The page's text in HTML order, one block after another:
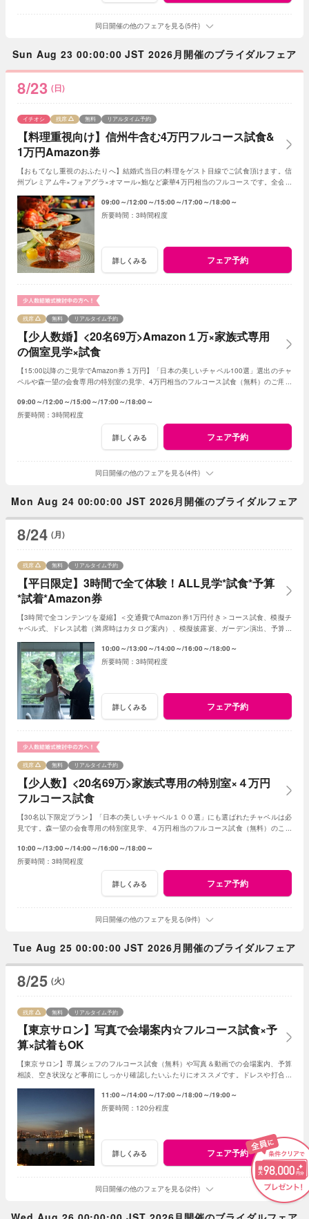
同日開催の他のフェアを見る(5件)
Sun Aug 23 00:00:00 JST 2026月開催のブライダルフェア
8/23 (日)
【料理重視向け】信州牛含む4万円フルコース試食&
1万円Amazon券
イチオシ 残席 無料 リアルタイム予約
【おもてなし重視のおふたりへ】結婚式当日の料理をゲスト目線でご試食頂けます。信
州プレミアム牛×フォアグラ×オマール×鮑など豪華4万円相当のフルコースです。全会場
09:00～ 12:00～ 15:00～ 17:00～ 18:00～
3時間程度
詳しくみる フェア予約
【少人数婚】<20名69万>Amazon１万×家族式専用
の個室見学×試食
残席 無料 リアルタイム予約
【15:00以降のご見学でAmazon券１万円】「日本の美しいチャペル100選」選出のチャ
ペルや森一望の会食専用の特別室の見学、4万円相当のフルコース試食（無料）のご用意
09:00～ 12:00～ 15:00～ 17:00～ 18:00～
3時間程度
詳しくみる フェア予約
同日開催の他のフェアを見る(4件)
Mon Aug 24 00:00:00 JST 2026月開催のブライダルフェア
8/24 (月)
【平日限定】3時間で全て体験！ALL見学*試食*予算
*試着*Amazon券
残席 無料 リアルタイム予約
【3時間で全コンテンツを凝縮】＜交通費でAmazon券1万円付き＞コース試食、模擬チ
ャペル式、ドレス試着（満席時はカタログ案内）、模擬披露宴、ガーデン演出、予算や
10:00～ 13:00～ 14:00～ 16:00～ 18:00～
3時間程度
詳しくみる フェア予約
【少人数】<20名69万>家族式専用の特別室×４万円
フルコース試食
残席 無料 リアルタイム予約
【30名以下限定プラン】「日本の美しいチャペル１００選」にも選ばれたチャペルは必
見です。森一望の会食専用の特別室見学、４万円相当のフルコース試食（無料）のご用
10:00～ 13:00～ 14:00～ 16:00～ 18:00～
3時間程度
詳しくみる フェア予約
同日開催の他のフェアを見る(9件)
Tue Aug 25 00:00:00 JST 2026月開催のブライダルフェア
8/25 (火)
【東京サロン】写真で会場案内☆フルコース試食×予
算×試着もOK
残席 無料 リアルタイム予約
【東京サロン】専属シェフのフルコース試食（無料）や写真＆動画での会場案内、予算
相談、空き状況など事前にしっかり確認したいふたりにオススメです。ドレスや打合せ
11:00～ 14:00～ 17:00～ 18:00～ 19:00～
120分程度
詳しくみる フェア予約
同日開催の他のフェアを見る(2件)